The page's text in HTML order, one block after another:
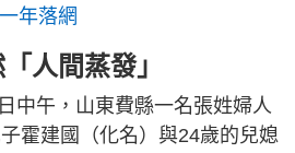
年落網
人間蒸發」
中午，山東費縣一名張姓婦人
霍建國（化名）與24歲的兒媳